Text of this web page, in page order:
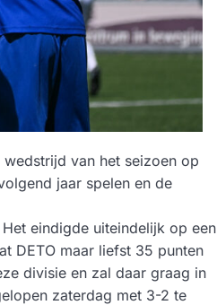
van het seizoen op
jaar spelen en de
eindigde uiteindelijk op een
DETO maar liefst 35 punten
divisie en zal daar graag in
zaterdag met 3-2 te